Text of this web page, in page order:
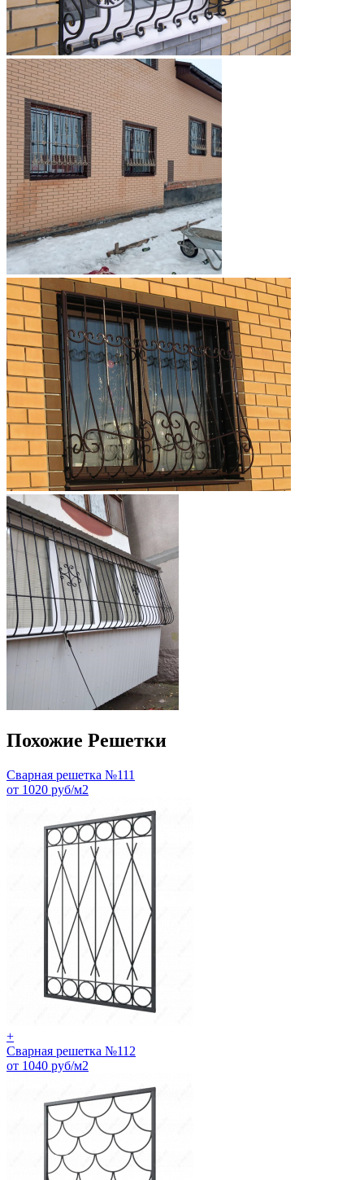
Похожие Решетки
Сварная решетка №111
от 1020 руб/м2
+
Сварная решетка №112
от 1040 руб/м2